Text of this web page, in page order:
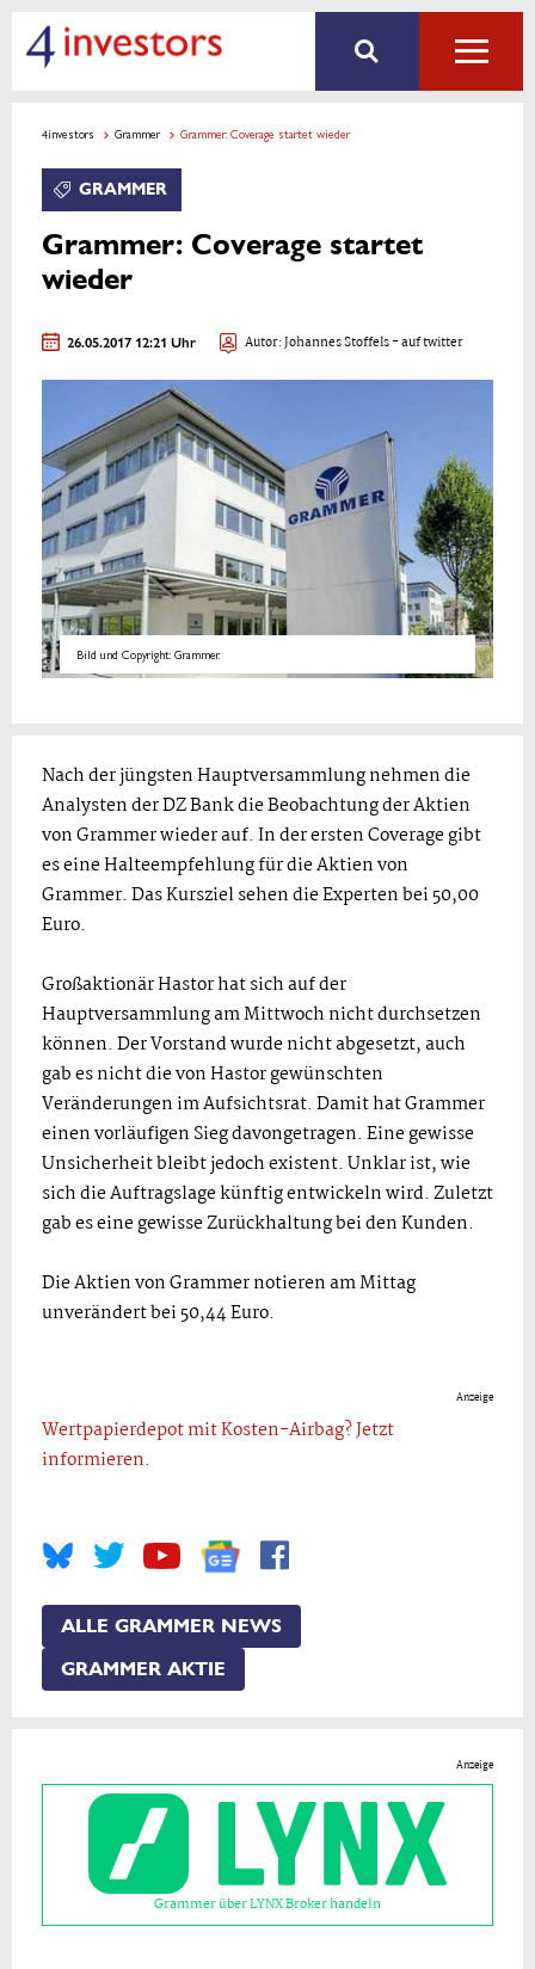
4investors Grammer Grammer: Coverage startet wieder
GRAMMER
Grammer: Coverage startet
wieder
26.05.2017 12:21 Uhr Autor:Johannes Stoffels- auf twitter
Bild und Copyright: Grammer.
Nach der jüngsten Hauptversammlung nehmen die
Analysten der DZ Bank die Beobachtung der Aktien
von Grammer wieder auf. In der ersten Coverage gibt
es eine Halteempfehlung für die Aktien von
Grammer. Das Kursziel sehen die Experten bei 50,00
Euro.
Großaktionär Hastor hat sich auf der
Hauptversammlung am Mittwoch nicht durchsetzen
können. Der Vorstand wurde nicht abgesetzt, auch
gab es nicht die von Hastor gewünschten
Veränderungen im Aufsichtsrat. Damit hat Grammer
einen vorläufigen Sieg davongetragen. Eine gewisse
Unsicherheit bleibt jedoch existent. Unklar ist, wie
sich die Auftragslage künftig entwickeln wird. Zuletzt
gab es eine gewisse Zurückhaltung bei den Kunden.
Die Aktien von Grammer notieren am Mittag
unverändert bei 50,44 Euro.
Anzeige
Wertpapierdepot mit Kosten-Airbag? Jetzt
informieren.
ALLE GRAMMER NEWS
GRAMMER AKTIE
Anzeige
Grammer über LYNX Broker handeln